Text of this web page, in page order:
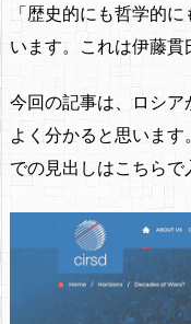
「歴史的にも哲学的
います。これは伊藤貫
今回の記事は、ロシ
よく分かると思いま
での見出しはこちらで